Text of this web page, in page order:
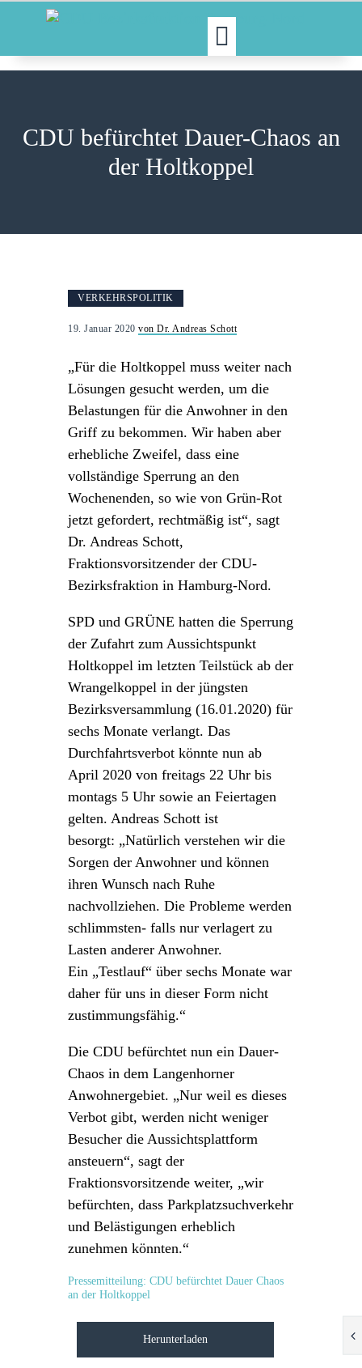
CDU befürchtet Dauer-Chaos an
der Holtkoppel
AKTUELLES
NORDAKTUELL
KONTAKT
VERKEHRSPOLITIK
19. Januar 2020 von Dr. Andreas Schott
„Für die Holtkoppel muss weiter nach
Lösungen gesucht werden, um die
Belastungen für die Anwohner in den
Griff zu bekommen. Wir haben aber
erhebliche Zweifel, dass eine
vollständige Sperrung an den
Wochenenden, so wie von Grün-Rot
jetzt gefordert, rechtmäßig ist“, sagt
Dr. Andreas Schott,
Fraktionsvorsitzender der CDU-
Bezirksfraktion in Hamburg-Nord.
SPD und GRÜNE hatten die Sperrung
der Zufahrt zum Aussichtspunkt
Holtkoppel im letzten Teilstück ab der
Wrangelkoppel in der jüngsten
Bezirksversammlung (16.01.2020) für
sechs Monate verlangt. Das
Durchfahrtsverbot könnte nun ab
April 2020 von freitags 22 Uhr bis
montags 5 Uhr sowie an Feiertagen
gelten. Andreas Schott ist
besorgt: „Natürlich verstehen wir die
Sorgen der Anwohner und können
ihren Wunsch nach Ruhe
nachvollziehen. Die Probleme werden
schlimmsten- falls nur verlagert zu
Lasten anderer Anwohner.
Ein „Testlauf“ über sechs Monate war
daher für uns in dieser Form nicht
zustimmungsfähig.“
Die CDU befürchtet nun ein Dauer-
Chaos in dem Langenhorner
Anwohnergebiet. „Nur weil es dieses
Verbot gibt, werden nicht weniger
Besucher die Aussichtsplattform
ansteuern“, sagt der
Fraktionsvorsitzende weiter, „wir
befürchten, dass Parkplatzsuchverkehr
und Belästigungen erheblich
zunehmen könnten.“
Pressemitteilung: CDU befürchtet Dauer Chaos
an der Holtkoppel
Herunterladen